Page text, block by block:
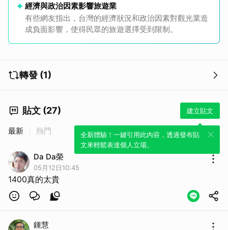
經濟與政治因素影響旅遊業
有些網友指出，台灣的經濟狀況和政治因素對觀光業造
成負面影響，使得民眾的旅遊選擇受到限制。
轉發 (1)
貼文 (27) 建立貼文
全新體驗！一鍵引用此內容，透過發布貼
文來輕鬆表達個人立場。
最新 熱門
Da Da榮
05月12日10:45
1400真的太貴
鍾慧